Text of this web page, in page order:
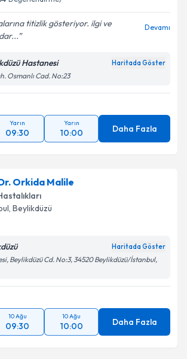
titizlik gösteriyor. ilgi ve
Devamı
Hastanesi Haritada Göster
Osmanlı Cad. No:23
Yarın
09:30
Yarın
10:00 Daha Fazla
Orkida Malile
, Beylikdüzü
Haritada Göster
Beylikdüzü Cd. No:3, 34520 Beylikdüzü/İstanbul,
10 Ağu
09:30
10 Ağu
10:00 Daha Fazla